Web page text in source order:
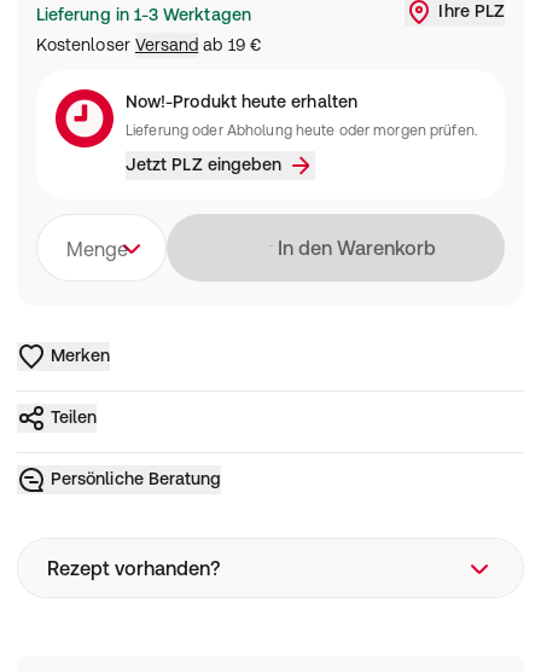
Lieferung in 1-3 Werktagen
Kostenloser Versand ab 19 €
Ihre PLZ
Now!-Produkt heute erhalten
Lieferung oder Abholung heute oder morgen prüfen.
Jetzt PLZ eingeben
Menge Lädt
In den Warenkorb
Merken
Teilen
Persönliche Beratung
Rezept vorhanden?